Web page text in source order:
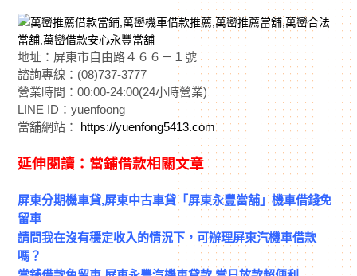
地址：屏東市自由路４６６－１號
諮詢專線：(08)737-3777
營業時間：00:00-24:00(24小時營業)
LINE ID：yuenfoong
當舖網站： https://yuenfong5413.com
延伸閱讀：當鋪借款相關文章
屏東分期機車貸,屏東中古車貸「屏東永豐當舖」機車借錢免
留車
請問我在沒有穩定收入的情況下，可辦理屏東汽機車借款
嗎？